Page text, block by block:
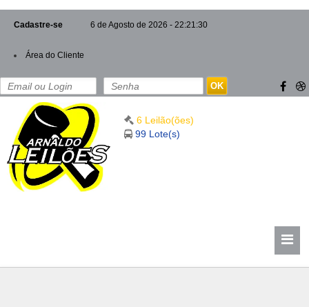
Cadastre-se 6 de Agosto de 2026 - 22:21:31
Área do Cliente
OK
6 Leilão(ões)
99 Lote(s)